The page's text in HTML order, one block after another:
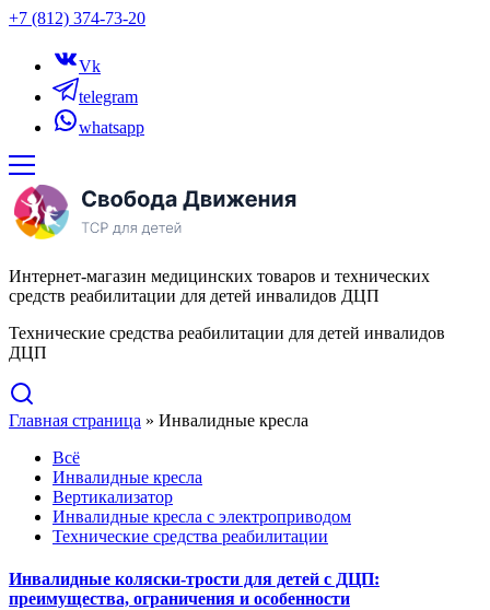
+7 (812) 374-73-20
Vk
telegram
whatsapp
Интернет-магазин медицинских товаров и технических
средств реабилитации для детей инвалидов ДЦП
Технические средства реабилитации для детей инвалидов
ДЦП
Главная страница » Инвалидные кресла
Всё
Инвалидные кресла
Вертикализатор
Инвалидные кресла с электроприводом
Технические средства реабилитации
Инвалидные коляски-трости для детей с ДЦП:
преимущества, ограничения и особенности